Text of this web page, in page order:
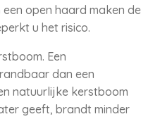
open haard maken de
u het risico.
Een
dan een
natuurlijke kerstboom
geeft, brandt minder